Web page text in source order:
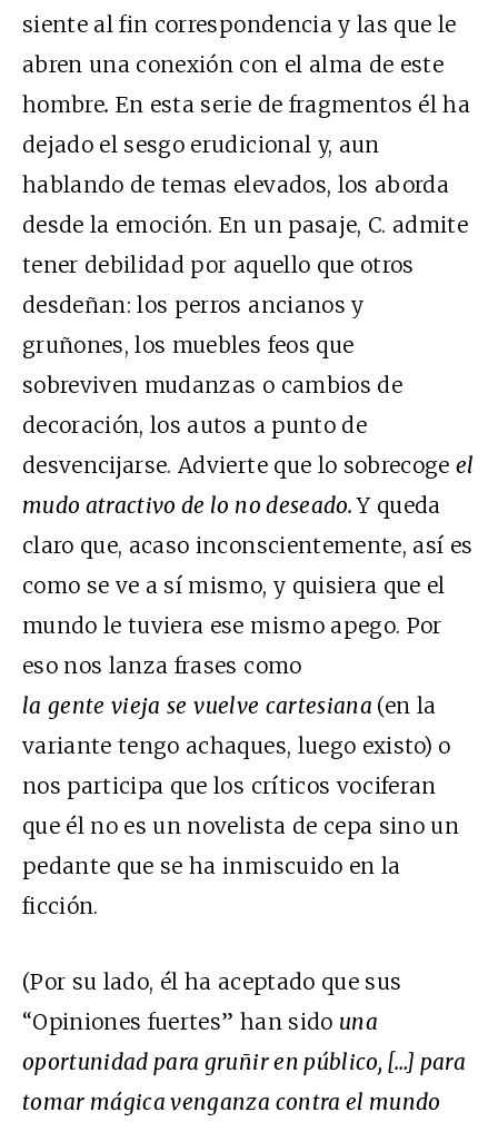
siente al fin correspondencia y las que le
abren una conexión con el alma de este
hombre. En esta serie de fragmentos él ha
dejado el sesgo erudicional y, aun
hablando de temas elevados, los aborda
desde la emoción. En un pasaje, C. admite
tener debilidad por aquello que otros
desdeñan: los perros ancianos y
gruñones, los muebles feos que
sobreviven mudanzas o cambios de
decoración, los autos a punto de
desvencijarse. Advierte que lo sobrecogeel
mudo atractivo de lo no deseado.Y queda
claro que, acaso inconscientemente, así es
como se ve a sí mismo, y quisiera que el
mundo le tuviera ese mismo apego. Por
eso nos lanza frases como
la gente vieja se vuelve cartesiana (en la
variante tengo achaques, luego existo) o
nos participa que los críticos vociferan
que él no es un novelista de cepa sino un
pedante que se ha inmiscuido en la
ficción.
(Por su lado, él ha aceptado que sus
“Opiniones fuertes” han sido una
oportunidad para gruñir en público, […] para
tomar mágica venganza contra el mundo